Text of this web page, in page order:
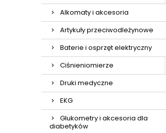
Alkomaty i akcesoria
Artykuły przeciwodleżynowe
Baterie i osprzęt elektryczny
Ciśnieniomierze
Druki medyczne
EKG
Glukometry i akcesoria dla
diabetyków